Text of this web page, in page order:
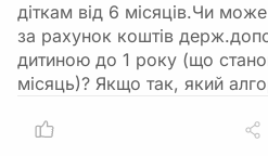
діткам від 6 місяців.Чи
за рахунок коштів
дитиною до 1 року (що
місяць)? Якщо так, який